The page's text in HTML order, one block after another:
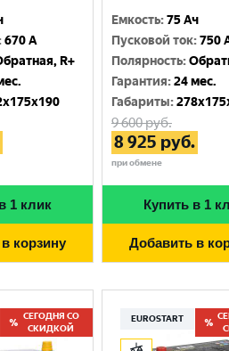
670 A
R+
1 клик
корзину
Емкость:75 Ач
Пусковой ток:750
Полярность:
Гарантия:24 мес.
Габариты:
9 600руб.
8 925 руб.
при обмене
Купить в 1
Добавить в
СЕГОДНЯ СО
СКИДКОЙ
EUROSTART